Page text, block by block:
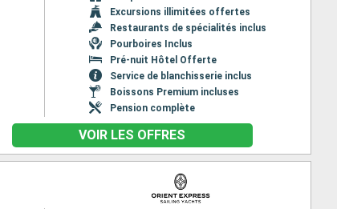
Excursions illimitées offertes
Restaurants de spécialités inclus
Pourboires Inclus
Pré-nuit Hôtel Offerte
Service de blanchisserie inclus
Boissons Premium incluses
Pension complète
VOIR LES OFFRES